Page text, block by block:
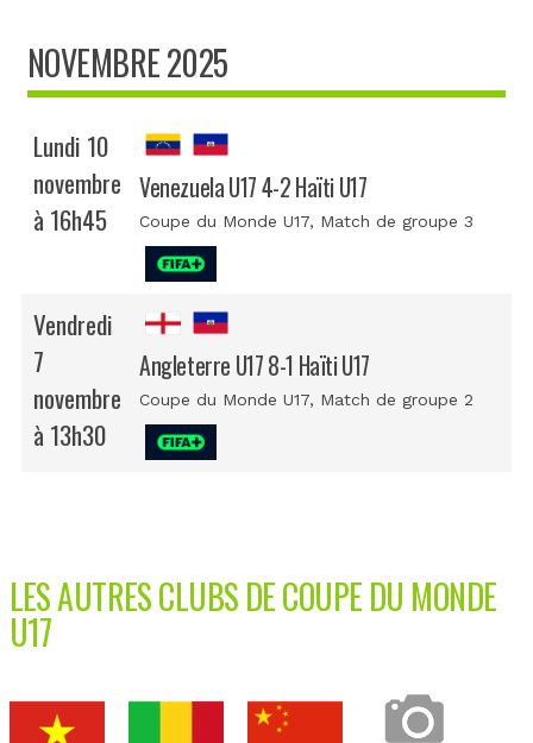
NOVEMBRE 2025
Lundi 10
novembre
à 16h45
Venezuela U17 4-2 Haïti U17
Coupe du Monde U17, Match de groupe 3
Vendredi
7
novembre
à 13h30
Angleterre U17 8-1 Haïti U17
Coupe du Monde U17, Match de groupe 2
LES AUTRES CLUBS DE COUPE DU MONDE
U17